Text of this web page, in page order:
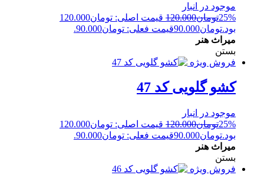
موجود در انبار
25%تومان120.000
قیمت اصلی: تومان120.000
بود.تومان90.000قیمت فعلی: تومان90.000.
میراث هنر
بستن
فروش ویژه
کشو گلویی کد 47
موجود در انبار
25%تومان120.000
قیمت اصلی: تومان120.000
بود.تومان90.000قیمت فعلی: تومان90.000.
میراث هنر
بستن
فروش ویژه